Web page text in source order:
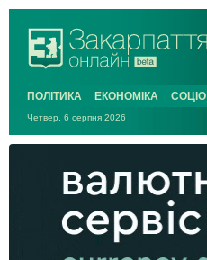
ПОЛІТИКА ЕКОНОМІКА СОЦІО
Четвер, 6 серпня 2026